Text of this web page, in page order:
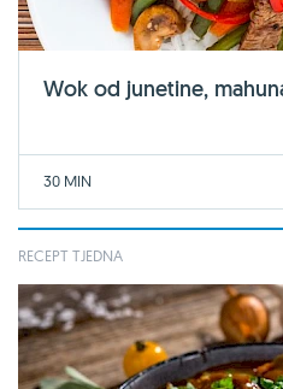
Wok od junetine,
30 MIN
RECEPT TJEDNA